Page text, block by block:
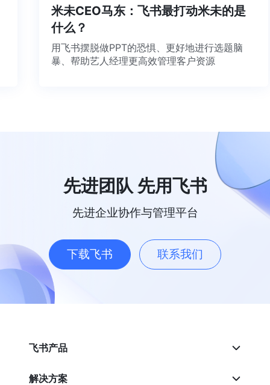
米未CEO马东：飞书最打动米未的是
什么？
用飞书摆脱做PPT的恐惧、更好地进行选题脑
暴、帮助艺人经理更高效管理客户资源
先进团队 先用飞书
先进企业协作与管理平台
下载飞书 联系我们
飞书产品
解决方案